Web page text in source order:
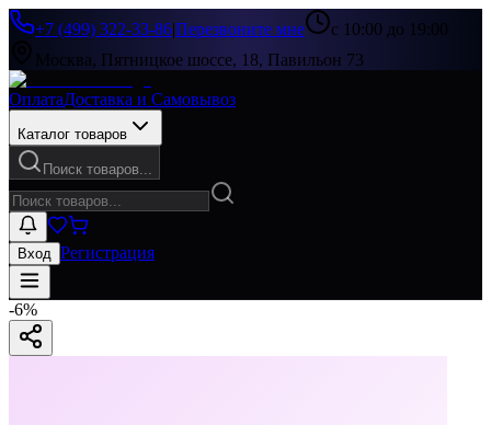
+7 (499) 322-33-86|Перезвоните мне
с 10:00 до 19:00
Москва, Пятницкое шоссе, 18, Павильон 73
ОплатаДоставка и Самовывоз
Каталог товаров
Поиск товаров...
Вход Регистрация
-6%